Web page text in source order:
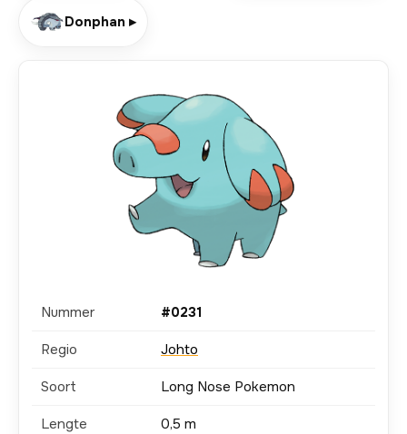
Donphan ▸
Nummer #0231
Regio Johto
Soort Long Nose Pokemon
Lengte 0,5 m